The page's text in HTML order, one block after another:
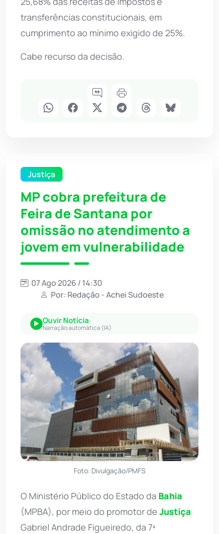
transferências constitucionais, em
cumprimento ao mínimo exigido de 25%.
Cabe recurso da decisão.
Justiça
MP cobra prefeitura de
Feira de Santana por
omissão no atendimento a
jovem em vulnerabilidade
07 Ago 2026 / 14:30
Por: Redação - Achei Sudoeste
Ouvir Notícia
Narração automática (IA)
Foto: Divulgação/PMFS
O Ministério Público do Estado da Bahia
(MPBA), por meio do promotor de Justiça
Gabriel Andrade Figueiredo, da 7ª